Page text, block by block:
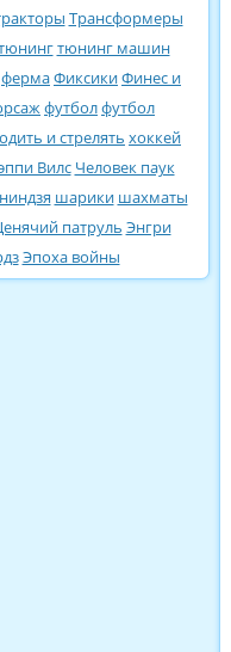
Трансформеры
тюнинг машин
фермаФиксикиФинес и
футболфутбол
и стрелять хоккей
Вилс Человек паук
шарики шахматы
патруль Энгри
Эпоха войны